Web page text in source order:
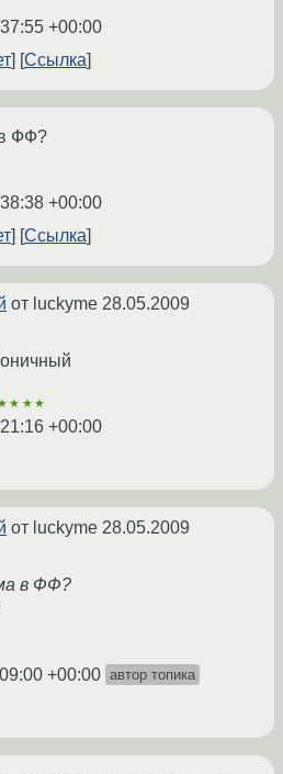
+00:00
Ссылка
ФФ?
+00:00
Ссылка
от luckyme 28.05.2009
+00:00
от luckyme 28.05.2009
в ФФ?
+00:00 автор топика